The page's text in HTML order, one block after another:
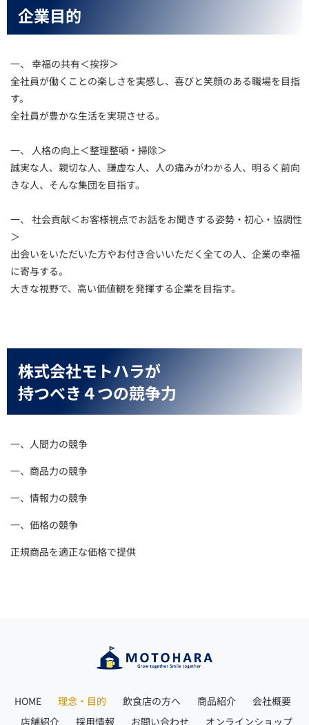
企業目的
一、 幸福の共有＜挨拶＞
全社員が働くことの楽しさを実感し、喜びと笑顔のある職場を目指
す。
全社員が豊かな生活を実現させる。
一、 人格の向上＜整理整頓・掃除＞
誠実な人、親切な人、謙虚な人、人の痛みがわかる人、明るく前向
きな人、そんな集団を目指す。
一、 社会貢献＜お客様視点でお話をお聞きする姿勢・初心・協調性
＞
出会いをいただいた方やお付き合いいただく全ての人、企業の幸福
に寄与する。
大きな視野で、高い価値観を発揮する企業を目指す。
株式会社モトハラが
持つべき４つの競争力
一、人間力の競争
一、商品力の競争
一、情報力の競争
一、価格の競争
正規商品を適正な価格で提供
HOME 理念・目的 飲食店の方へ 商品紹介
会社概要
店舗紹介
採用情報 お問い合わせ オンラインショップ